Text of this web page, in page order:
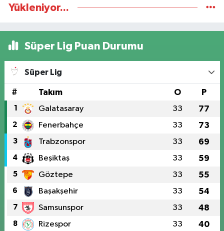
Yükleniyor...
Süper Lig Puan Durumu
Süper Lig
# Takım O P
1 Galatasaray 33 77
2 Fenerbahçe 33 73
3 Trabzonspor 33 69
4 Beşiktaş 33 59
5 Göztepe 33 55
6 Başakşehir 33 54
7 Samsunspor 33 48
8 Rizespor 33 40